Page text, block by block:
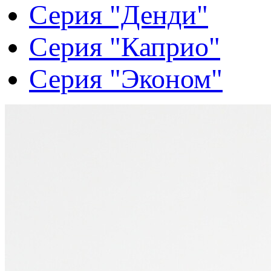
Серия "Денди"
Серия "Каприо"
Серия "Эконом"